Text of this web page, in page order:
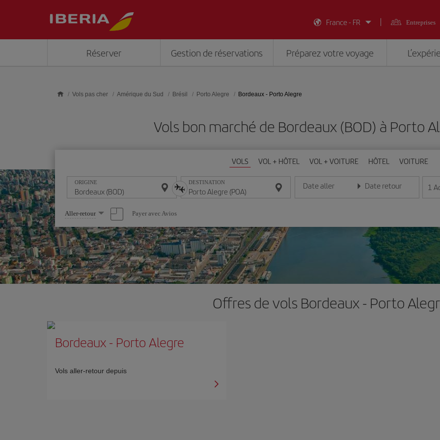
France - FR
Entreprises
Réserver Gestion de réservations Préparez votre voyage
Vols pas cher Amérique du Sud Brésil Porto Alegre Bordeaux - Porto Alegre
Vols bon marché de Bordeaux (BOD) à Porto
VOLS VOL + HÔTEL VOL + VOITURE HÔTEL VOITURE
ORIGINE DESTINATION Date aller
Entrez la date au format jour/mois/année
Date retour
Entrez la date au format 1
Sélectionnez
une
option
Aller-retour Payer avec Avios
Offres de vols Bordeaux - Porto
Bordeaux- Porto Alegre
Vols aller-retour depuis